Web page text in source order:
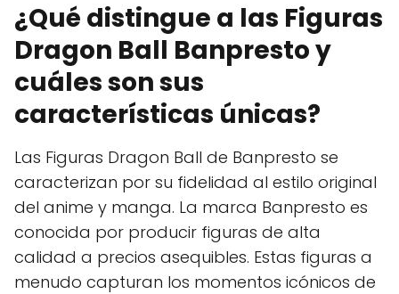
¿Qué distingue a las Figuras
Dragon Ball Banpresto y
cuáles son sus
características únicas?
Las Figuras Dragon Ball de Banpresto se
caracterizan por su fidelidad al estilo original
del anime y manga. La marca Banpresto es
conocida por producir figuras de alta
calidad a precios asequibles. Estas figuras a
menudo capturan los momentos icónicos de